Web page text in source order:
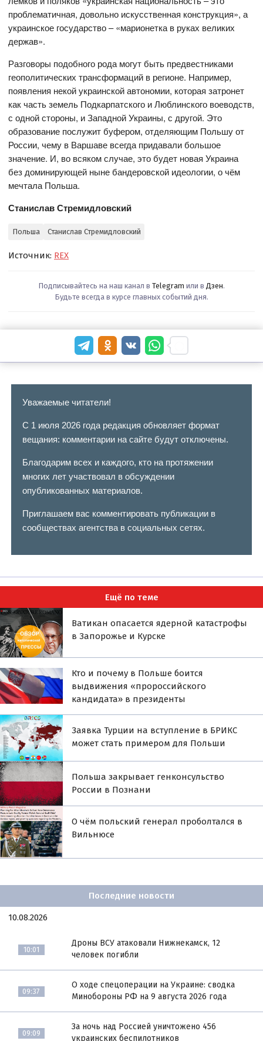
проблематичная, довольно искусственная конструкция», а
украинское государство – «марионетка в руках великих
держав».
Разговоры подобного рода могут быть предвестниками
геополитических трансформаций в регионе. Например,
появления некой украинской автономии, которая затронет
как часть земель Подкарпатского и Люблинского воеводств,
с одной стороны, и Западной Украины, с другой. Это
образование послужит буфером, отделяющим Польшу от
России, чему в Варшаве всегда придавали большое
значение. И, во всяком случае, это будет новая Украина
без доминирующей ныне бандеровской идеологии, о чём
мечтала Польша.
Станислав Стремидловский
Польша Станислав Стремидловский
Источник: REX
Подписывайтесь на наш канал в Telegram или в Дзен.
Будьте всегда в курсе главных событий дня.
Уважаемые читатели!
С 1 июля 2026 года редакция обновляет формат
вещания: комментарии на сайте будут отключены.
Благодарим всех и каждого, кто на протяжении
многих лет участвовал в обсуждении
опубликованных материалов.
Приглашаем вас комментировать публикации в
сообществах агентства в социальных сетях.
Ещё по теме
Ватикан опасается ядерной катастрофы
в Запорожье и Курске
Кто и почему в Польше боится
выдвижения «пророссийского
кандидата» в президенты
Заявка Турции на вступление в БРИКС
может стать примером для Польши
Польша закрывает генконсульство
России в Познани
О чём польский генерал проболтался в
Вильнюсе
Последние новости
10.08.2026
10:01
Дроны ВСУ атаковали Нижнекамск, 12
человек погибли
09:37
О ходе спецоперации на Украине: сводка
Минобороны РФ на 9 августа 2026 года
09:09
За ночь над Россией уничтожено 456
украинских беспилотников